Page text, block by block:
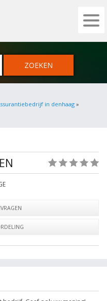
- DE ZAKELIJKE PORTAL
in denhaag»